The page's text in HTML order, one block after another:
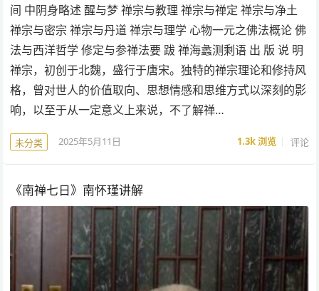
间 中阴身略述 醒与梦 禅宗与教理 禅宗与禅定 禅宗与净土
禅宗与密宗 禅宗与丹道 禅宗与理学 心物一元之佛法概论 佛
法与西洋哲学 修定与参禅法要 跋 禅海蠡测剩语 出 版 说 明
禅宗，初创于北魏，盛行于唐宋。独特的禅宗理论和修持风
格，曾对世人的价值取向、思想情感和思维方式以深刻的影
响，以至于从一定意义上来说，不了解禅…
未分类 2025年5月11日 1.3k浏览 评论
《南禅七日》南怀瑾讲解